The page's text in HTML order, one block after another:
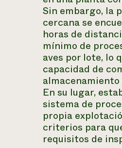
Sin embargo, la
cercana se
horas de
mínimo de
aves por lote, lo
capacidad de
En su lugar,
sistema de
propia
criterios para
requisitos de